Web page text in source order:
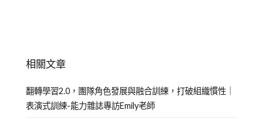
相關文章
翻轉學習2.0，團隊角色發展與融合訓練，打破組織慣性｜
表演式訓練-能力雜誌專訪Emily老師